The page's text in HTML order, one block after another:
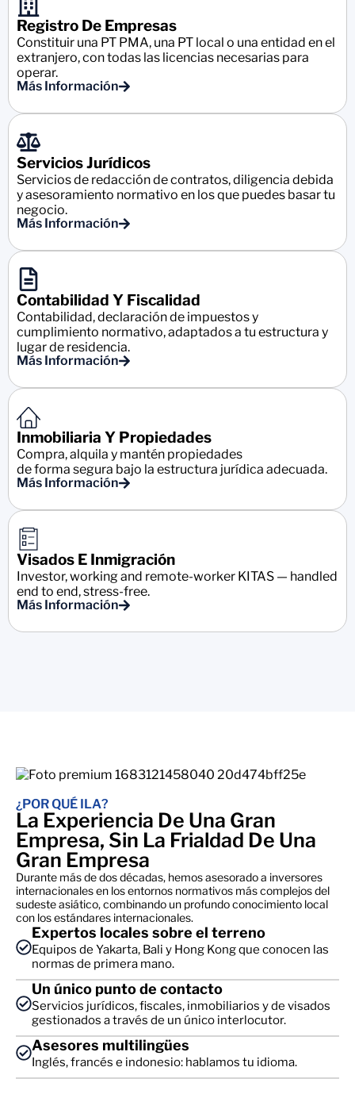
Registro De Empresas
Constituir una PT PMA, una PT local o una entidad en el
extranjero, con todas las licencias necesarias para
operar.
Más Información
Servicios Jurídicos
Servicios de redacción de contratos, diligencia debida
y asesoramiento normativo en los que puedes basar tu
negocio.
Más Información
Contabilidad Y Fiscalidad
Contabilidad, declaración de impuestos y
cumplimiento normativo, adaptados a tu estructura y
lugar de residencia.
Más Información
Inmobiliaria Y Propiedades
Compra, alquila y mantén propiedades
de forma segura bajo la estructura jurídica adecuada.
Más Información
Visados E Inmigración
Investor, working and remote-worker KITAS — handled
end to end, stress-free.
Más Información
¿POR QUÉ ILA?
La Experiencia De Una Gran
Empresa, Sin La Frialdad De Una
Gran Empresa
Durante más de dos décadas, hemos asesorado a inversores
internacionales en los entornos normativos más complejos del
sudeste asiático, combinando un profundo conocimiento local
con los estándares internacionales.
Expertos locales sobre el terreno
Equipos de Yakarta, Bali y Hong Kong que conocen las
normas de primera mano.
Un único punto de contacto
Servicios jurídicos, fiscales, inmobiliarios y de visados
gestionados a través de un único interlocutor.
Asesores multilingües
Inglés, francés e indonesio: hablamos tu idioma.